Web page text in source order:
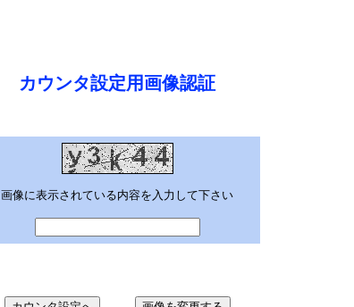
カウンタ設定用画像認証
画像に表示されている内容を入力して下さい